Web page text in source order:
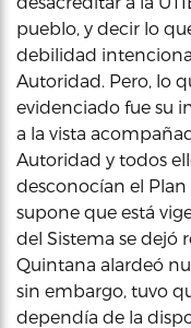
pueblo, y decir lo
debilidad
Autoridad. Pero, lo
evidenciado fue su
a la vista
Autoridad y todos
desconocían el Plan
supone que está
del Sistema se dejó
Quintana alardeó
sin embargo, tuvo
dependía de la